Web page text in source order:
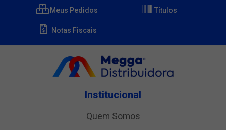
Meus Pedidos Títulos
Notas Fiscais
Institucional
Quem Somos